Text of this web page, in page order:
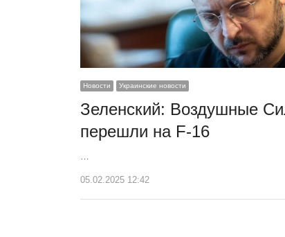
Новости Украинские новости
Зеленский: Воздушные
перешли на F-16
05.02.2025 12:42